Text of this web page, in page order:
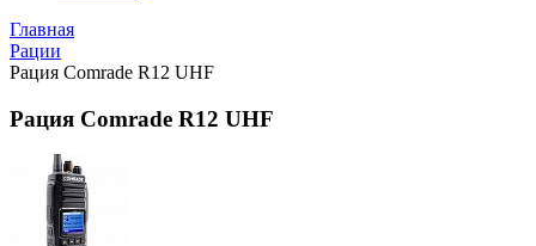
Главная
Рации
Рация Comrade R12 UHF
Рация Comrade R12 UHF